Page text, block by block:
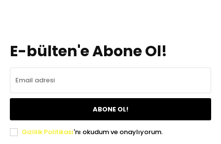
E-bülten'e Abone Ol!
ABONE OL!
Gizlilik Politikası'nı okudum ve onaylıyorum.